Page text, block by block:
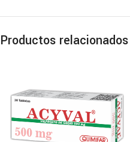
Productos relacionados